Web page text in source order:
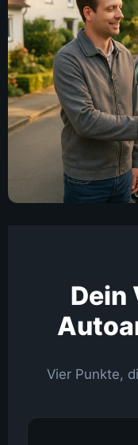
Dein
Vier Punkte,